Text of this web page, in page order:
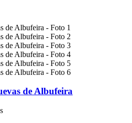
de Albufeira